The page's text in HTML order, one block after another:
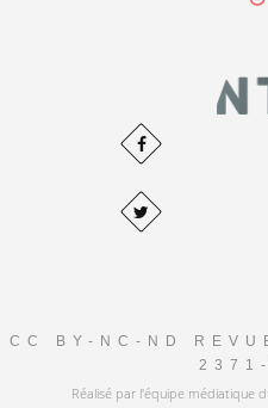
CC BY-NC-ND
Réalisé par l'équipe médiatique